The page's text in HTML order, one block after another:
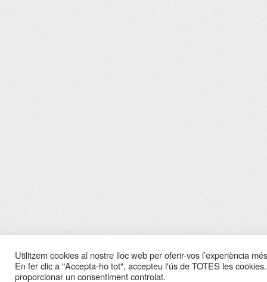
Utilitzem cookies al nostre lloc web per oferir-vos l’experiència
En fer clic a "Accepta-ho tot", accepteu l'ús de TOTES les
proporcionar un consentiment controlat.